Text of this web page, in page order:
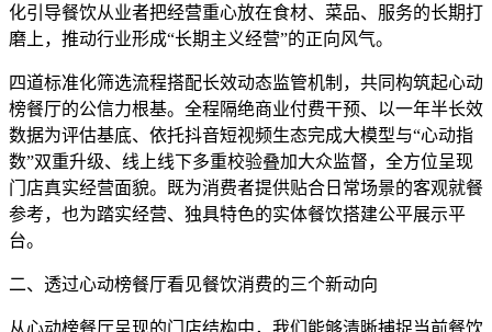
化引导餐饮从业者把经营重心放在食材、菜品、服务的长期打
磨上，推动行业形成“长期主义经营”的正向风气。
四道标准化筛选流程搭配长效动态监管机制，共同构筑起心动
榜餐厅的公信力根基。全程隔绝商业付费干预、以一年半长效
数据为评估基底、依托抖音短视频生态完成大模型与“心动指
数”双重升级、线上线下多重校验叠加大众监督，全方位呈现
门店真实经营面貌。既为消费者提供贴合日常场景的客观就餐
参考，也为踏实经营、独具特色的实体餐饮搭建公平展示平
台。
二、透过心动榜餐厅看见餐饮消费的三个新动向